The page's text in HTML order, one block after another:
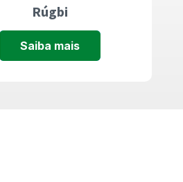
Rúgbi
Saiba mais